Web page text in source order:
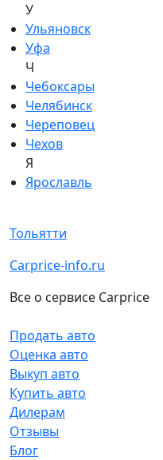
У
Ульяновск
Уфа
Ч
Чебоксары
Челябинск
Череповец
Чехов
Я
Ярославль
Тольятти
Carprice-info.ru
Все о сервисе Carprice
Продать авто
Оценка авто
Выкуп авто
Купить авто
Дилерам
Отзывы
Блог